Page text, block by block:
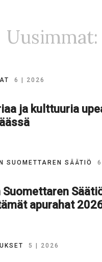
Uusimmat:
6 | 2026
ja kulttuuria
SUOMETTAREN SÄÄTIÖ
Suomettaren
apurahat
5 | 2026